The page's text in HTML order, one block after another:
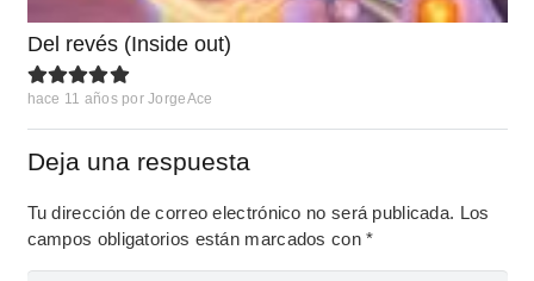
Del revés (Inside out)
hace 11 años por JorgeAce
Deja una respuesta
Tu dirección de correo electrónico no será publicada. Los
campos obligatorios están marcados con*